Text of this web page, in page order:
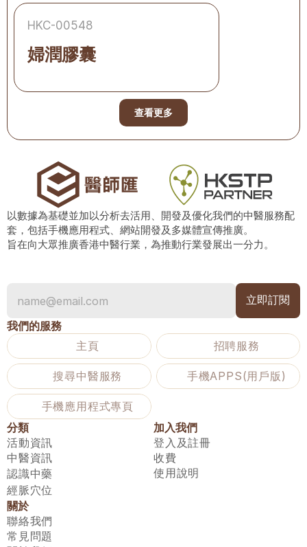
HKC-00548
婦潤膠囊
查看更多
以數據為基礎並加以分析去活用、開發及優化我們的中醫服務配
套，包括手機應用程式、網站開發及多媒體宣傳推廣。
旨在向大眾推廣香港中醫行業，為推動行業發展出一分力。
我們的服務
主頁
招聘服務
搜尋中醫服務 手機APPS(用戶版)
手機應用程式專頁
分類
活動資訊
中醫資訊
認識中藥
經脈穴位
加入我們
登入及註冊
收費
使用說明
關於
聯絡我們
常見問題